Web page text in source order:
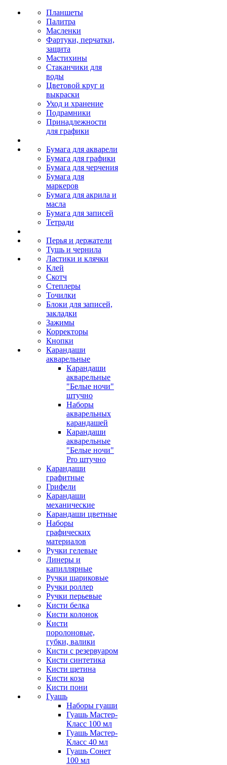
Планшеты
Палитра
Масленки
Фартуки, перчатки,
защита
Мастихины
Стаканчики для
воды
Цветовой круг и
выкраски
Уход и хранение
Подрамники
Принадлежности
для графики
Бумага для акварели
Бумага для графики
Бумага для черчения
Бумага для
маркеров
Бумага для акрила и
масла
Бумага для записей
Тетради
Перья и держатели
Тушь и чернила
Ластики и клячки
Клей
Скотч
Степлеры
Точилки
Блоки для записей,
закладки
Зажимы
Корректоры
Кнопки
Карандаши
акварельные
Карандаши
акварельные
"Белые ночи"
штучно
Наборы
акварельных
карандашей
Карандаши
акварельные
"Белые ночи"
Pro штучно
Карандаши
графитные
Грифели
Карандаши
механические
Карандаши цветные
Наборы
графических
материалов
Ручки гелевые
Линеры и
капиллярные
Ручки шариковые
Ручки роллер
Ручки перьевые
Кисти белка
Кисти колонок
Кисти
поролоновые,
губки, валики
Кисти с резервуаром
Кисти синтетика
Кисти щетина
Кисти коза
Кисти пони
Гуашь
Наборы гуаши
Гуашь Мастер-
Класс 100 мл
Гуашь Мастер-
Класс 40 мл
Гуашь Сонет
100 мл